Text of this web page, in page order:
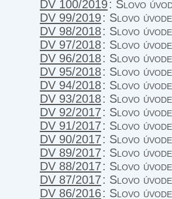
DV 100/2019: Slovo
DV 99/2019: Slovo
DV 98/2018: Slovo
DV 97/2018: Slovo
DV 96/2018: Slovo
DV 95/2018: Slovo
DV 94/2018: Slovo
DV 93/2018: Slovo
DV 92/2017: Slovo
DV 91/2017: Slovo
DV 90/2017: Slovo
DV 89/2017: Slovo
DV 88/2017: Slovo
DV 87/2017: Slovo
DV 86/2016: Slovo